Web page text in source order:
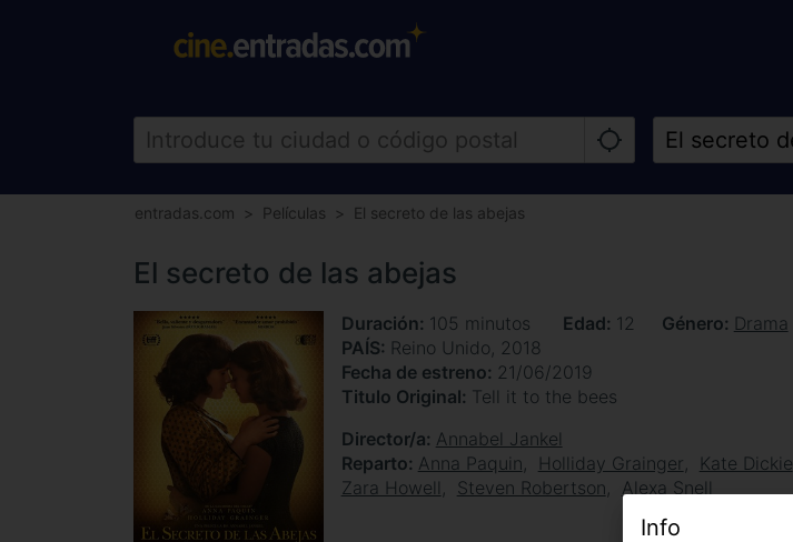
entradas.com Películas El secreto de las abejas
El secreto de las abejas
Duración 105 minutos Edad 12 Género Drama
PAÍS Reino Unido, 2018
Fecha de estreno 21/06/2019
Titulo Original Tell it to the bees
Director/a Annabel Jankel
Reparto Anna Paquin Holliday Grainger Kate Dickie
Zara Howell
Steven Robertson Alexa Snell
Info